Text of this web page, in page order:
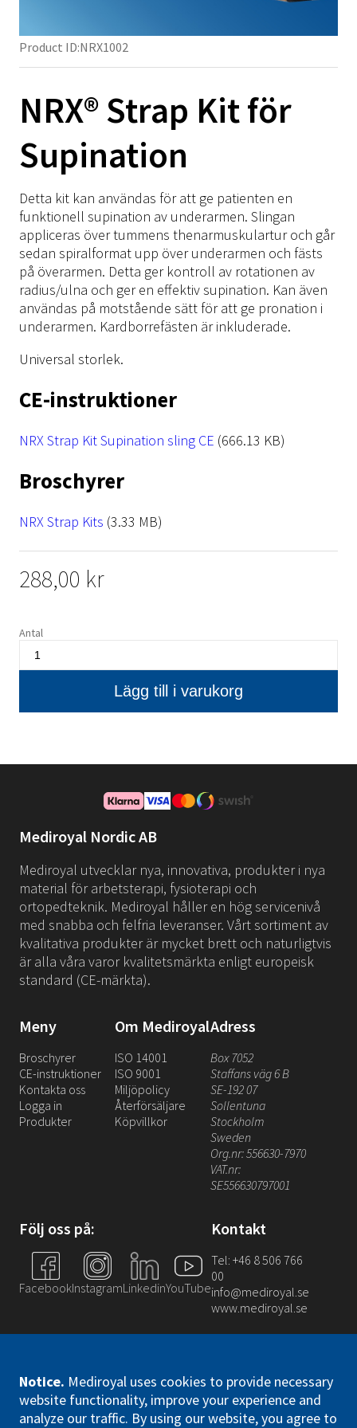
Ödem
Post-Op
Hälsporre
Hälsårsprevention
Diabetiker
Häl
Inlägg
Springer
Tulis
Formthotics
Spegellåda
Axel
Armbåge
Rygg
Fotled
Kompression
Ice-Wrap
NRX/ARX/SRX Strap
NRX Strap
NRX Strap Neptune
NRX Strap PLUS
NRX Strap Double
SRX Strap Camo/Navy
ARX Soft Strap
NRX Strap Kit
NRX Heat Tape
NRX Hook
Termoplast
Immo Plus
Turbocast
Drape
Blend
Vattenbad
Material
Kardborre
Polstring
Träningsredskap
Tejp
Barn
Övrigt
Skoinlägg
NRX/ARX/SRX Strap
NRX Strap Instruktioner
Material
Termoplast
Träningsredskap
Tejp
Click Medical
Barn
Övrigt
Fot & Fotled
SRX/Sport
NRX/ARX/SRX Strap
Material
Termoplast
Träningsredskap
Tejp
Click Medical
Barn
Övrigt
Product ID:NRX1002
NRX® Strap Kit för
Supination
Detta kit kan användas för att ge patienten en
funktionell supination av underarmen. Slingan
appliceras över tummens thenarmuskulartur och går
sedan spiralformat upp över underarmen och fästs
på överarmen. Detta ger kontroll av rotationen av
radius/ulna och ger en effektiv supination. Kan även
användas på motstående sätt för att ge pronation i
underarmen. Kardborrefästen är inkluderade.
Universal storlek.
CE-instruktioner
File
NRX Strap Kit Supination sling CE (666.13 KB)
Broschyrer
File
NRX Strap Kits (3.33 MB)
288,00 kr
Antal
Mediroyal Nordic AB
Mediroyal utvecklar nya, innovativa, produkter i nya
material för arbetsterapi, fysioterapi och
ortopedteknik. Mediroyal håller en hög servicenivå
med snabba och felfria leveranser. Vårt sortiment av
kvalitativa produkter är mycket brett och naturligtvis
är alla våra varor kvalitetsmärkta enligt europeisk
standard (CE-märkta).
Meny
Broschyrer
CE-instruktioner
Kontakta oss
Logga in
Produkter
Om Mediroyal
ISO 14001
ISO 9001
Miljöpolicy
Återförsäljare
Köpvillkor
Adress
Box 7052
Staffans väg 6 B
SE-192 07
Sollentuna
Stockholm
Sweden
Org.nr: 556630-7970
VAT.nr:
SE556630797001
Följ oss på:
FacebookInstagramLinkedinYouTube
Kontakt
Tel: +46 8 506 766
00
info@mediroyal.se
www.mediroyal.se
Notice. Mediroyal uses cookies to provide necessary
website functionality, improve your experience and
analyze our traffic. By using our website, you agree to